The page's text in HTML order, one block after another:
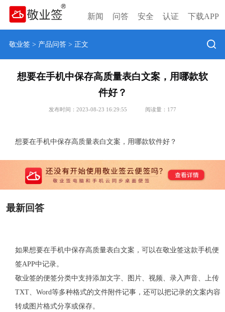
新闻 问答 安全 认证 下载APP
敬业签> 产品问答> 正文
想要在手机中保存高质量表白文案，用哪款软
件好？
发布时间：2023-08-23 16:29:55 阅读量： 177
想要在手机中保存高质量表白文案，用哪款软件好？
最新回答
如果想要在手机中保存高质量表白文案，可以在敬业签这款手机便
签APP中记录。
敬业签的便签分类中支持添加文字、图片、视频、录入声音、上传
TXT、Word等多种格式的文件附件记事，还可以把记录的文案内容
转成图片格式分享或保存。